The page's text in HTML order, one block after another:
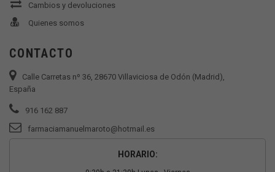
Cambios y devoluciones
Quienes somos
CONTACTO
Calle Carretas nº 36, 28670 Villaviciosa de Odón (Madrid),
España
916 162 887
farmaciamanuelmaroto@hotmail.es
HORARIO: